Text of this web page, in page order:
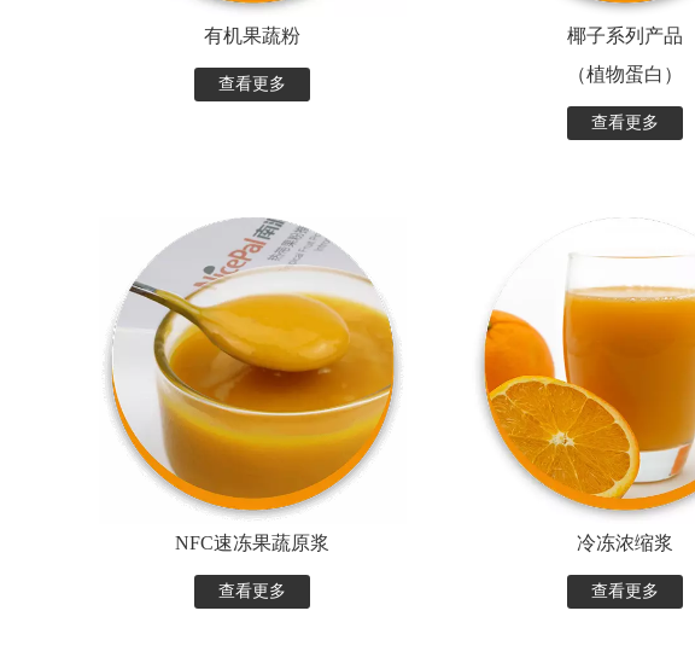
有机果蔬粉
查看更多
椰子系列产品
（植物蛋白）
查看更多
NFC速冻果蔬原浆
查看更多
冷冻浓缩浆
查看更多